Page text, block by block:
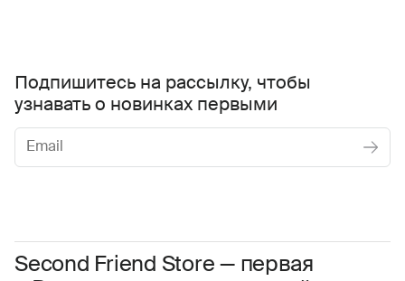
Second Friend Store — первая
Подпишитесь на рассылку, чтобы
узнавать о новинках первыми
Соглашаюсь с условиями Пользовательского соглашения